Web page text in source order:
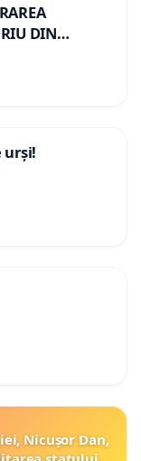
DIN
urși!
Nicușor Dan,